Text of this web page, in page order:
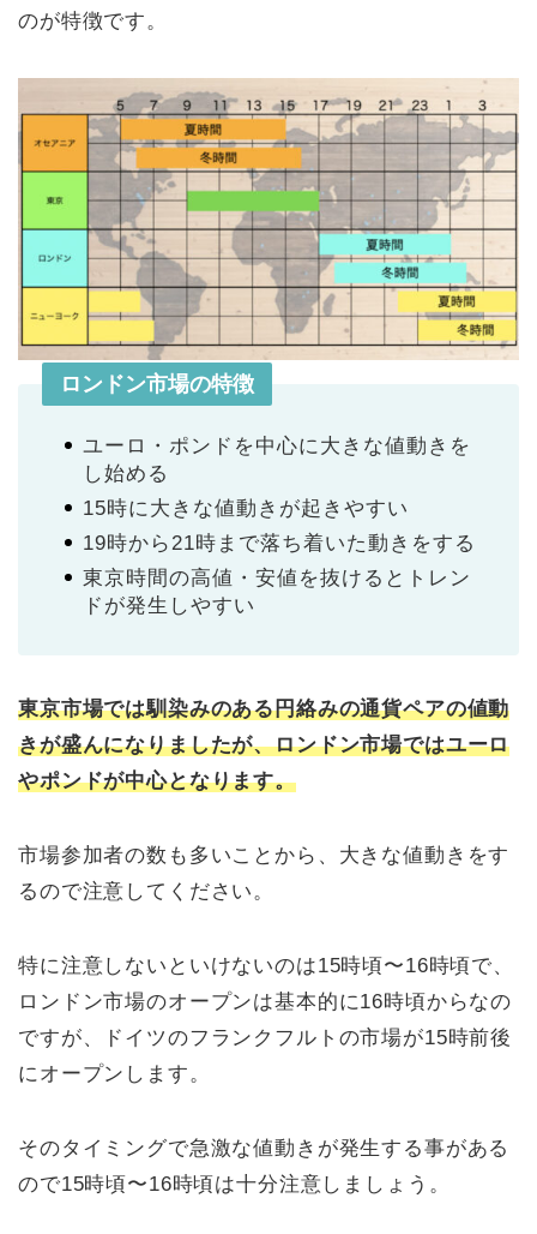
のが特徴です。
ロンドン市場の特徴
ユーロ・ポンドを中心に大きな値動きを
し始める
15時に大きな値動きが起きやすい
19時から21時まで落ち着いた動きをする
東京時間の高値・安値を抜けるとトレン
ドが発生しやすい
東京市場では馴染みのある円絡みの通貨ペアの値動
きが盛んになりましたが、ロンドン市場ではユーロ
やポンドが中心となります。
市場参加者の数も多いことから、大きな値動きをす
るので注意してください。
特に注意しないといけないのは15時頃〜16時頃で、
ロンドン市場のオープンは基本的に16時頃からなの
ですが、ドイツのフランクフルトの市場が15時前後
にオープンします。
そのタイミングで急激な値動きが発生する事がある
ので15時頃〜16時頃は十分注意しましょう。